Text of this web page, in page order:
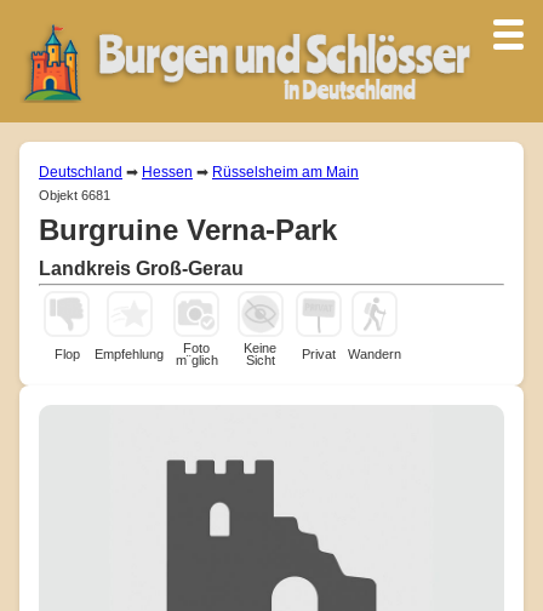
Deutschland ➡ Hessen ➡ Rüsselsheim am Main
Objekt 6681
Burgruine Verna-Park
Landkreis Groß-Gerau
Flop Empfehlung
Foto
m¨glich
Keine
Sicht
Privat Wandern